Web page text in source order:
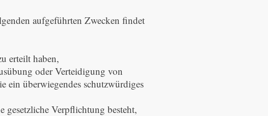
aufgeführten Zwecken findet
erteilt haben,
oder Verteidigung von
ein überwiegendes schutzwürdiges
Verpflichtung besteht,